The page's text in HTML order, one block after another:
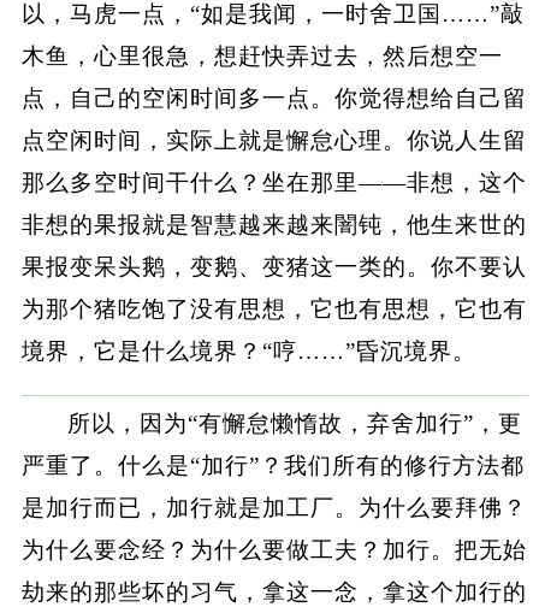
以，马虎一点，“如是我闻，一时舍卫国……”敲
木鱼，心里很急，想赶快弄过去，然后想空一
点，自己的空闲时间多一点。你觉得想给自己留
点空闲时间，实际上就是懈怠心理。你说人生留
那么多空时间干什么？坐在那里——非想，这个
非想的果报就是智慧越来越来闇钝，他生来世的
果报变呆头鹅，变鹅、变猪这一类的。你不要认
为那个猪吃饱了没有思想，它也有思想，它也有
境界，它是什么境界？“哼……”昏沉境界。
所以，因为“有懈怠懒惰故，弃舍加行”，更
严重了。什么是“加行”？我们所有的修行方法都
是加行而已，加行就是加工厂。为什么要拜佛？
为什么要念经？为什么要做工夫？加行。把无始
劫来的那些坏的习气，拿这一念，拿这个加行的